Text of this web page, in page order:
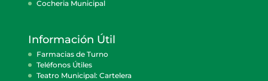
Cocheria Municipal
Información Útil
Farmacias de Turno
Teléfonos Útiles
Teatro Municipal: Cartelera